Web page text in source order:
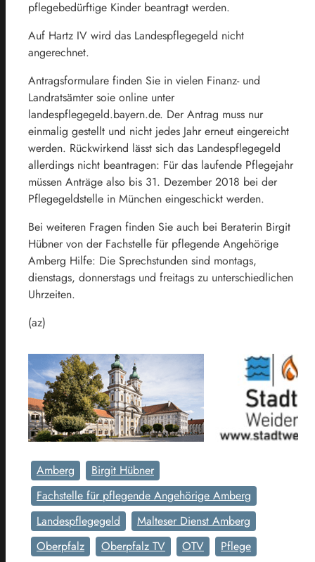
pflegebedürftige Kinder beantragt werden.
Auf Hartz IV wird das Landespflegegeld nicht
angerechnet.
Antragsformulare finden Sie in vielen Finanz- und
Landratsämter soie online unter
landespflegegeld.bayern.de. Der Antrag muss nur
einmalig gestellt und nicht jedes Jahr erneut eingereicht
werden. Rückwirkend lässt sich das Landespflegegeld
allerdings nicht beantragen: Für das laufende Pflegejahr
müssen Anträge also bis 31. Dezember 2018 bei der
Pflegegeldstelle in München eingeschickt werden.
Bei weiteren Fragen finden Sie auch bei Beraterin Birgit
Hübner von der Fachstelle für pflegende Angehörige
Amberg Hilfe: Die Sprechstunden sind montags,
dienstags, donnerstags und freitags zu unterschiedlichen
Uhrzeiten.
(az)
Amberg
Birgit Hübner
Fachstelle für pflegende Angehörige Amberg
Landespflegegeld
Malteser Dienst Amberg
Oberpfalz
Oberpfalz TV OTV
Pflege